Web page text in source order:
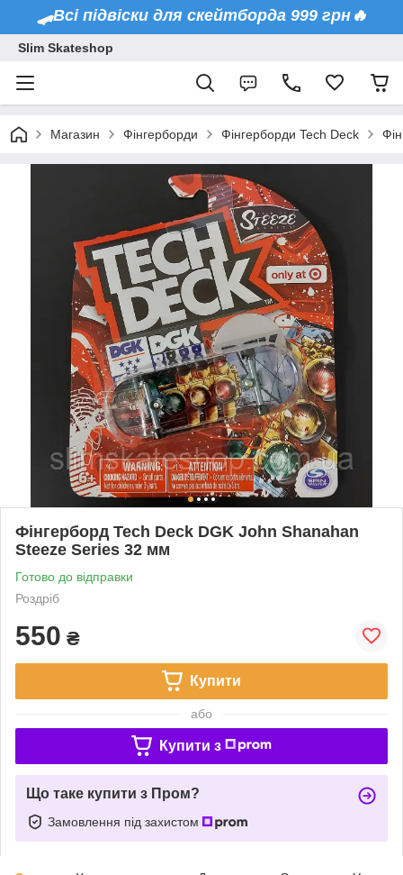
🛹Всі підвіски для скейтборда 999 грн🔥
Slim Skateshop
Магазин Фінгерборди Фінгерборди Tech Deck
Фінгерборд Tech Deck DGK John Shanahan
Steeze Series 32 мм
Готово до відправки
Роздріб
550 ₴
Купити
або
Купити з
Що таке купити з Пром?
Замовлення під захистом